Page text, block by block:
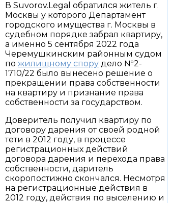
В Suvorov.Legal обратился житель г.
Москвы у которого Департамент
городского имущества г. Москвы в
судебном порядке забрал квартиру,
а именно 5 сентября 2022 года
Черемушкинским районным судом
по жилищному спору дело №2-
1710/22 было вынесено решение о
прекращении права собственности
на квартиру и признание права
собственности за государством.
Доверитель получил квартиру по
договору дарения от своей родной
тети в 2012 году, в процессе
регистрационных действий
договора дарения и перехода права
собственности, даритель
скоропостижно скончался. Несмотря
на регистрационные действия в
2012 году, действия по выселению и